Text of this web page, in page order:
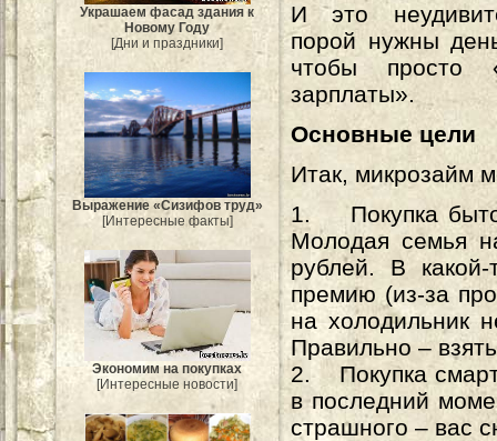
Украшаем фасад здания к
Новому Году
[Дни и праздники]
Выражение «Сизифов труд»
[Интересные факты]
Экономим на покупках
[Интересные новости]
И это
порой нужны
чтобы просто
зарплаты».
Основные цели
Итак, микрозайм
1. Покупка
Молодая семья
рублей. В
премию (из-за
на холодильник
Правильно –
2. Покупка
в последний
страшного – вас